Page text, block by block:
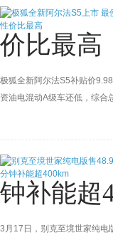
价比最高
极狐全新阿尔法S5补贴价
资油电混动A级车还低，综合
钟补能超
3月17日，别克至境世家纯电